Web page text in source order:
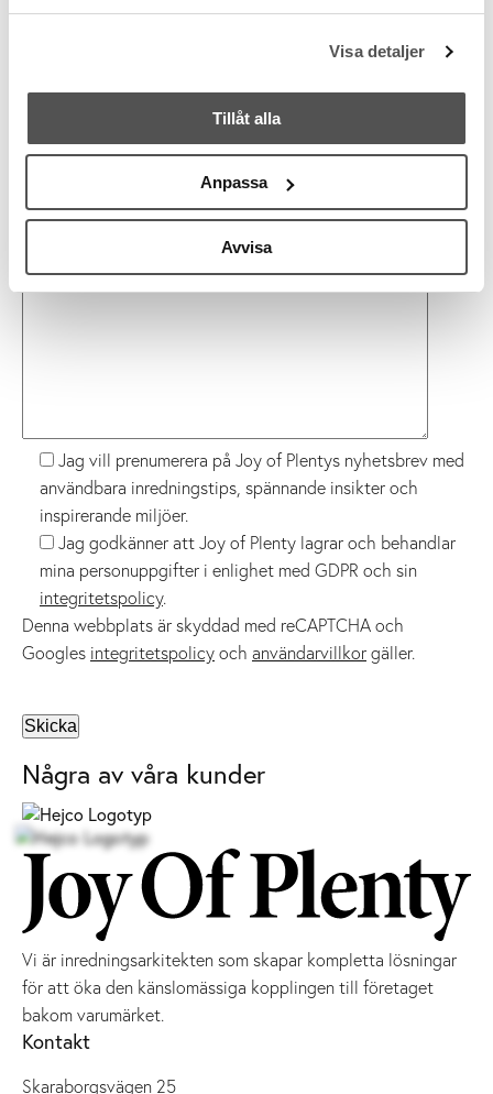
Visa detaljer
Tillåt alla
Anpassa
Avvisa
Meddelande
Jag vill prenumerera på Joy of Plentys nyhetsbrev med
användbara inredningstips, spännande insikter och
inspirerande miljöer.
Jag godkänner att Joy of Plenty lagrar och behandlar
mina personuppgifter i enlighet med GDPR och sin
integritetspolicy.
Denna webbplats är skyddad med reCAPTCHA och
Googles integritetspolicyoch användarvillkorgäller.
Några av våra kunder
Vi är inredningsarkitekten som skapar kompletta lösningar
för att öka den känslomässiga kopplingen till företaget
bakom varumärket.
Kontakt
Skaraborgsvägen 25